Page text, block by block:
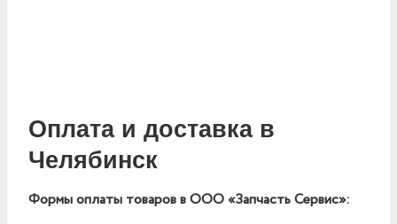
Оплата и доставка в
Челябинск
Формы оплаты товаров в ООО «Запчасть Сервис»: